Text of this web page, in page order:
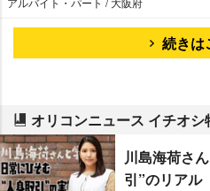
続きは
オリコンニュース イチオシ
川島海荷さ
引”のリアル